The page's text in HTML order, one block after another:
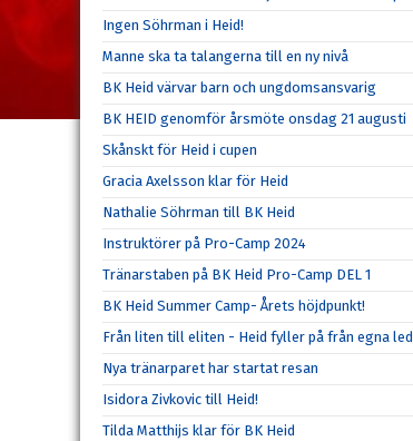
Ingen Söhrman i Heid!
Manne ska ta talangerna till en ny nivå
BK Heid värvar barn och ungdomsansvarig
BK HEID genomför årsmöte onsdag 21 augusti
Skånskt för Heid i cupen
Gracia Axelsson klar för Heid
Nathalie Söhrman till BK Heid
Instruktörer på Pro-Camp 2024
Tränarstaben på BK Heid Pro-Camp DEL 1
BK Heid Summer Camp- Årets höjdpunkt!
Från liten till eliten - Heid fyller på från egna led
Nya tränarparet har startat resan
Isidora Zivkovic till Heid!
Tilda Matthijs klar för BK Heid